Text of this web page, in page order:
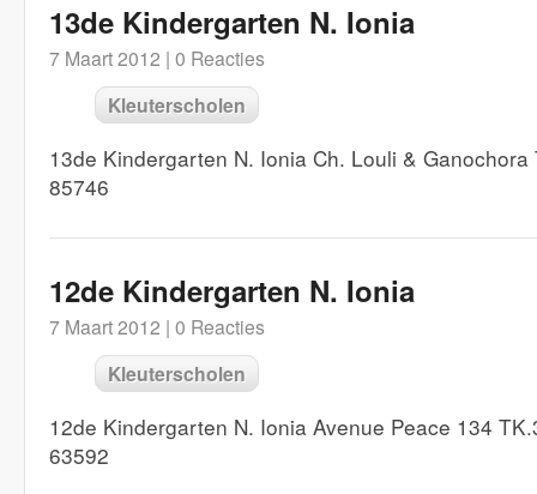
13de Kindergarten N. Ionia
7 Maart 2012 | 0 Reacties
Kleuterscholen
13de Kindergarten N. Ionia Ch. Louli &
85746
12de Kindergarten N. Ionia
7 Maart 2012 | 0 Reacties
Kleuterscholen
12de Kindergarten N. Ionia Avenue Peace 134
63592